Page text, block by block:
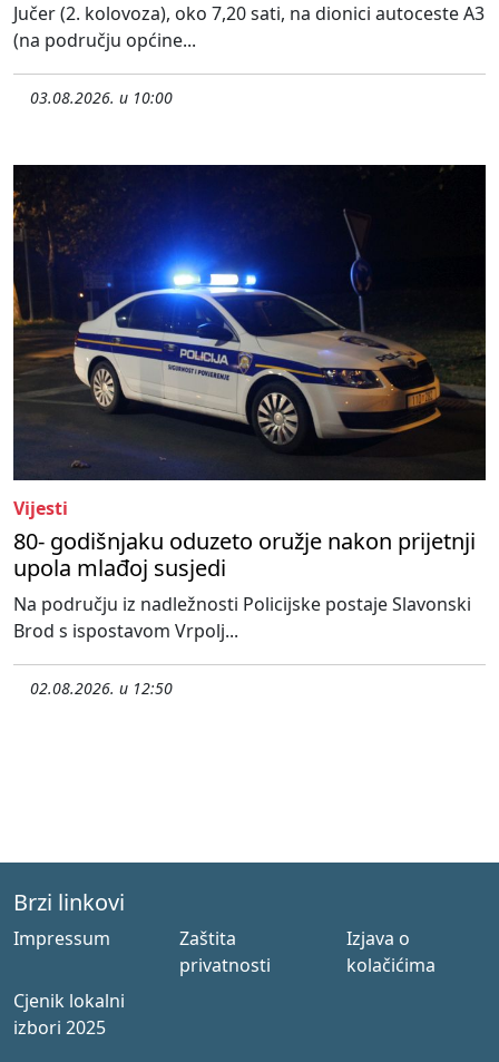
Jučer (2. kolovoza), oko 7,20 sati, na dionici autoceste A3
(na području općine...
03.08.2026. u 10:00
Vijesti
80- godišnjaku oduzeto oružje nakon prijetnji
upola mlađoj susjedi
Na području iz nadležnosti Policijske postaje Slavonski
Brod s ispostavom Vrpolj...
02.08.2026. u 12:50
Brzi linkovi
Impressum
Zaštita
privatnosti
Izjava o
kolačićima
Cjenik lokalni
izbori 2025